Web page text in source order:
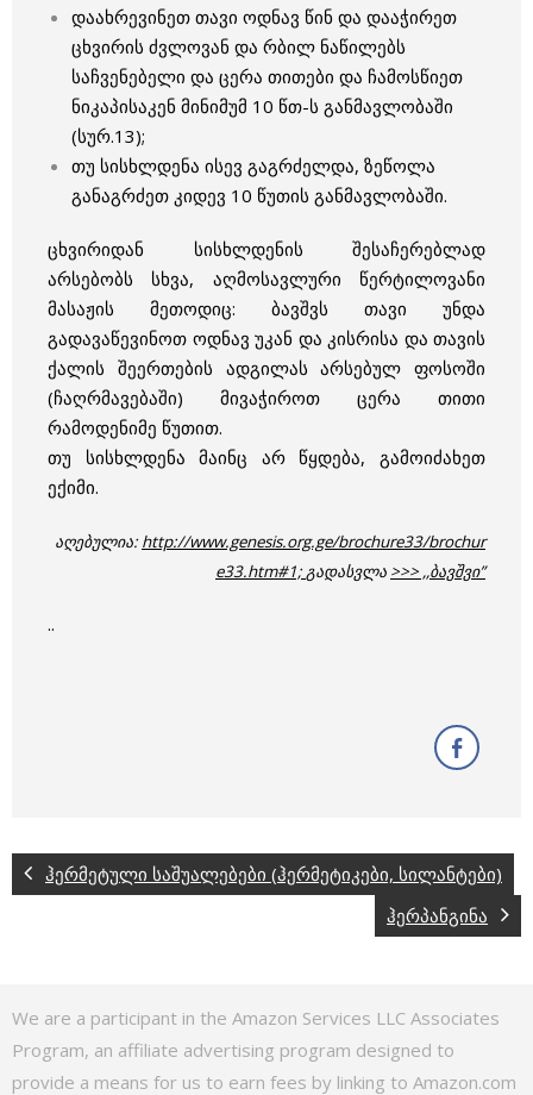
დაახრევინეთ თავი ოდნავ წინ და დააჭირეთ
ცხვირის ძვლოვან და რბილ ნაწილებს
საჩვენებელი და ცერა თითები და ჩამოსწიეთ
ნიკაპისაკენ მინიმუმ 10 წთ-ს განმავლობაში
(სურ.13);
თუ სისხლდენა ისევ გაგრძელდა, ზეწოლა
განაგრძეთ კიდევ 10 წუთის განმავლობაში.
ცხვირიდან სისხლდენის შესაჩერებლად
არსებობს სხვა, აღმოსავლური წერტილოვანი
მასაჟის მეთოდიც: ბავშვს თავი უნდა
გადავაწევინოთ ოდნავ უკან და კისრისა და თავის
ქალის შეერთების ადგილას არსებულ ფოსოში
(ჩაღრმავებაში) მივაჭიროთ ცერა თითი
რამოდენიმე წუთით.
თუ სისხლდენა მაინც არ წყდება, გამოიძახეთ
ექიმი.
აღებულია:http://www.genesis.org.ge/brochure33/brochur
e33.htm#1; გადასვლა >>> ,,ბავშვი”
..
ჰერმეტული საშუალებები (ჰერმეტიკები, სილანტები)
ჰერპანგინა
We are a participant in the Amazon Services LLC Associates
Program, an affiliate advertising program designed to
provide a means for us to earn fees by linking to Amazon.com